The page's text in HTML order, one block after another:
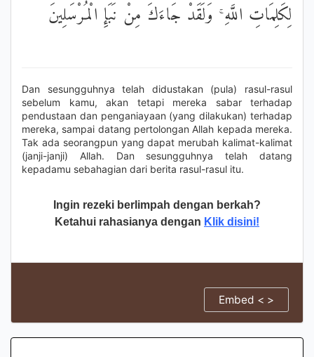
لِكَلِمَاتِ اللَّهِ ۚ وَلَقَدْ جَاءَكَ مِنْ نَبَإِ الْمُرْسَلِينَ
Dan sesungguhnya telah didustakan (pula) rasul-rasul
sebelum kamu, akan tetapi mereka sabar terhadap
pendustaan dan penganiayaan (yang dilakukan) terhadap
mereka, sampai datang pertolongan Allah kepada mereka.
Tak ada seorangpun yang dapat merubah kalimat-kalimat
(janji-janji) Allah. Dan sesungguhnya telah datang
kepadamu sebahagian dari berita rasul-rasul itu.
Ingin rezeki berlimpah dengan berkah?
Ketahui rahasianya dengan Klik disini!
Embed < >